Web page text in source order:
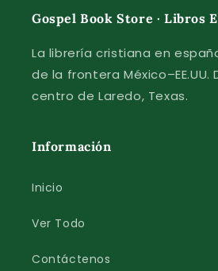
Gospel Book Store · Libros
La librería cristiana en
de la frontera México–EE.UU.
centro de Laredo, Texas.
Información
Inicio
Ver Todo
Contáctenos